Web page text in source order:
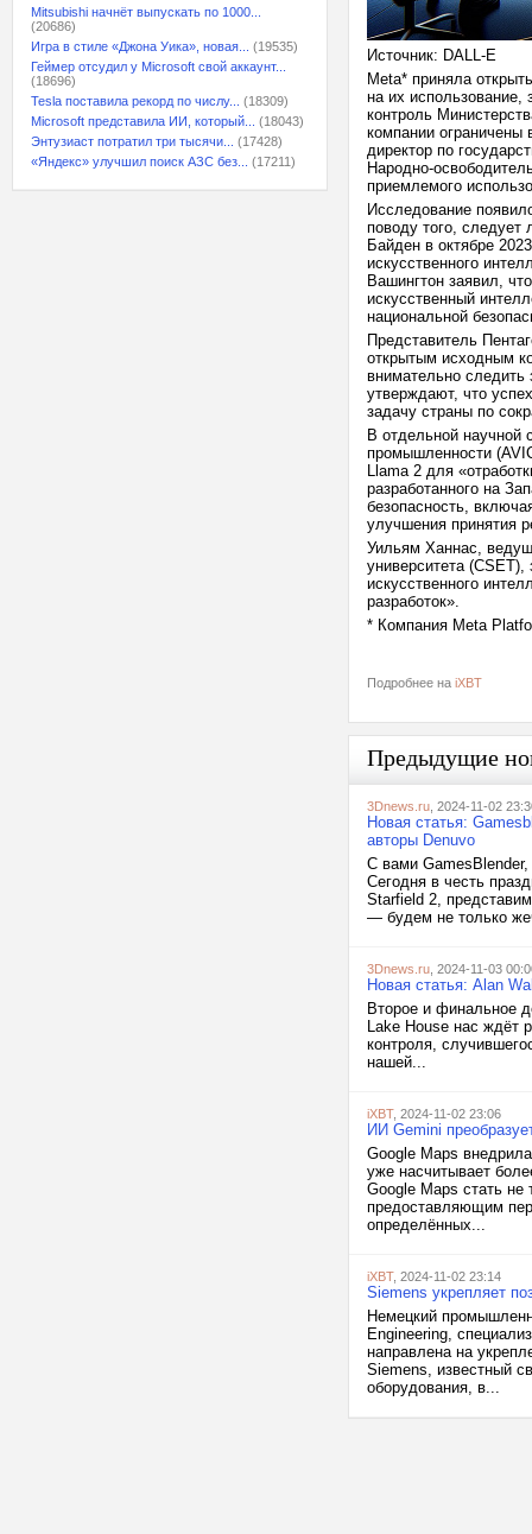
Mitsubishi начнёт выпускать по 1000...
(20686)
Игра в стиле «Джона Уика», новая...
(19535)
Геймер отсудил у Microsoft свой аккаунт...
(18696)
Tesla поставила рекорд по числу...
(18309)
Microsoft представила ИИ, который...
(18043)
Энтузиаст потратил три тысячи...
(17428)
«Яндекс» улучшил поиск АЗС без...
(17211)
Источник: DALL-E
Meta* приняла
на их
контроль
компании
директор по
Народно-
приемлемого
Исследование
поводу того,
Байден в октябре
искусственного
Вашингтон заявил,
искусственный
национальной
Представитель
открытым исходным
внимательно следить
утверждают, что
задачу страны по
В отдельной научной
промышленности
Llama 2 для
разработанного на
безопасность,
улучшения принятия
Уильям Ханнас,
университета
искусственного
разработок».
* Компания Meta
Подробнее на iXBT
Предыдущие
3Dnews.ru , 2024-11-02
Новая статья:
авторы Denuvo
С вами GamesBlender,
Сегодня в честь
Starfield 2,
— будем не только
3Dnews.ru , 2024-11-03
Новая статья: Alan
Второе и финальное
Lake House нас ждёт
контроля,
нашей...
iXBT, 2024-11-02 23:06
ИИ Gemini
Google Maps
уже насчитывает
Google Maps стать
предоставляющим
определённых...
iXBT, 2024-11-02 23:14
Siemens укрепляет
Немецкий
Engineering,
направлена на
Siemens, известный
оборудования, в...